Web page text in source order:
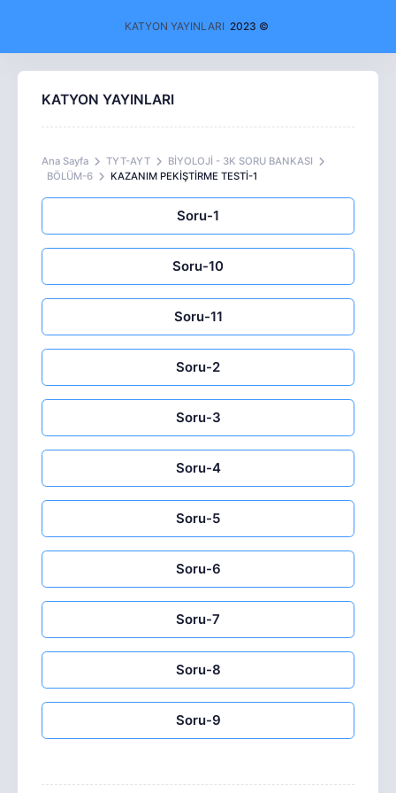
KATYON YAYINLARI 2023 ©
KATYON YAYINLARI
Ana Sayfa TYT-AYT
BİYOLOJİ - 3K SORU BANKASI
BÖLÜM-6
KAZANIM PEKİŞTİRME TESTİ-1
Soru-1
Soru-10
Soru-11
Soru-2
Soru-3
Soru-4
Soru-5
Soru-6
Soru-7
Soru-8
Soru-9